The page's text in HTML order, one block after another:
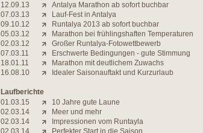
12.09.13
Antalya Marathon ab sofort buchbar
07.03.13
Lauf-Fest in Antalya
09.10.12
Runtalya 2013 ab sofort buchbar
05.03.12
Marathon bei frühlingshaften Temperaturen
02.03.12
Großer Runtalya-Fotowettbewerb
07.03.11
Erschwerte Bedingungen - gute Stimmung
18.01.11
Marathon mit deutlichem Zuwachs
16.08.10
Idealer Saisonauftakt und Kurzurlaub
Laufberichte
01.03.15
10 Jahre gute Laune
02.03.14
Meer und mehr
02.03.14
Impressionen vom Runtayla
02.03.14
Perfekter Start in die Saison